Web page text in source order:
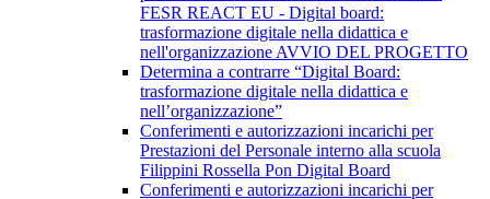
FESR REACT EU - Digital board:
trasformazione digitale nella didattica e
nell'organizzazione AVVIO DEL PROGETTO
Determina a contrarre “Digital Board:
trasformazione digitale nella didattica e
nell’organizzazione”
Conferimenti e autorizzazioni incarichi per
Prestazioni del Personale interno alla scuola
Filippini Rossella Pon Digital Board
Conferimenti e autorizzazioni incarichi per